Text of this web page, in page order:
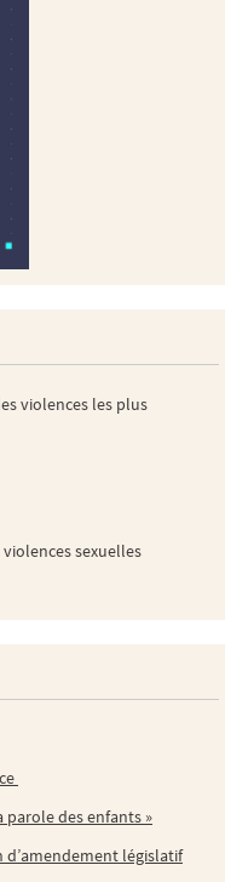
violences les plus
sexuelles
des enfants »
d’amendement législatif